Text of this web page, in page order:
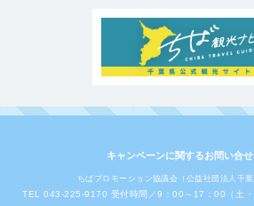
キャンペーンに関するお問い合
ちばプロモーション協議会（公益社団法人千葉
TEL 043-225-9170 受付時間／9：00～17：00（土・